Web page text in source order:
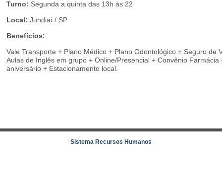
Turno: Segunda a quinta das 13h às 22
Local: Jundiaí / SP
Benefícios:
Vale Transporte + Plano Médico + Plano Odontológico + Seguro
Aulas de Inglês em grupo + Online/Presencial + Convênio
aniversário + Estacionamento local.
Sistema Recursos Humanos